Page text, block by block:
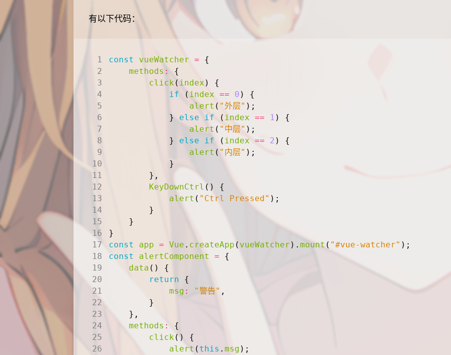
有以下代码：
const vueWatcher =
{
methods :
{
click ( index )
{
if
( index == 0 )
{
alert ( "外层" );
}
else if ( index == 1 )
{
alert ( "中层" );
}
else if ( index == 2 )
{
alert ( "内层" );
}
},
KeyDownCtrl ()
{
alert ( "Ctrl Pressed" );
}
}
}
const
app = Vue . createApp ( vueWatcher ). mount ( "#vue-watcher" );
const
alertComponent =
{
data ()
{
return
{
msg : "警告" ,
}
},
methods :
{
click()
{
alert ( this . msg );